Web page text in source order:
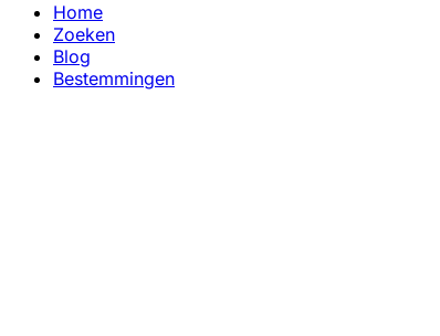
Home
Zoeken
Blog
Bestemmingen